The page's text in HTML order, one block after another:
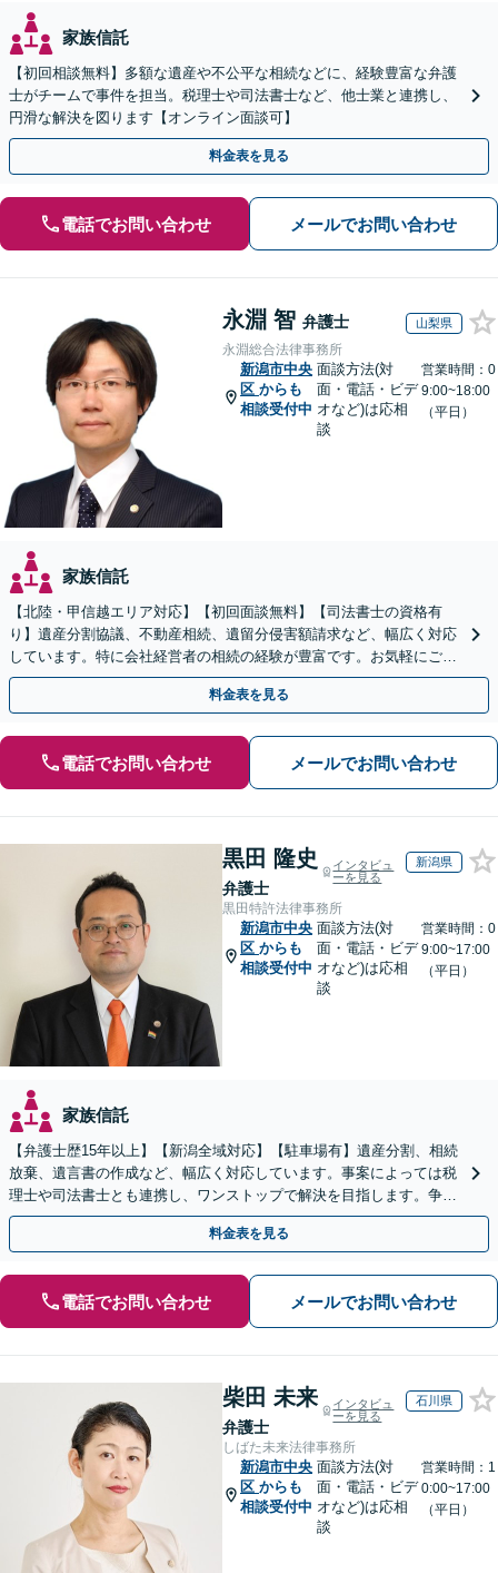
家族信託
【初回相談無料】多額な遺産や不公平な相続などに、経験豊富な弁護
士がチームで事件を担当。税理士や司法書士など、他士業と連携し、
円滑な解決を図ります【オンライン面談可】
料金表を見る
電話でお問い合わせ メールでお問い合わせ
永淵 智 弁護士 山梨県
永淵総合法律事務所
新潟市中央
区 からも
相談受付中
面談方法(対
面・電話・ビデ
オなど)は応相
談
営業時間：0
9:00~18:00
（平日）
家族信託
【北陸・甲信越エリア対応】【初回面談無料】【司法書士の資格有
り】遺産分割協議、不動産相続、遺留分侵害額請求など、幅広く対応
しています。特に会社経営者の相続の経験が豊富です。お気軽にご相
談ください。【休日・夜間面談可】【オンライン面談可】
料金表を見る
電話でお問い合わせ メールでお問い合わせ
黒田 隆史
弁護士
インタビュ
ーを見る
新潟県
黒田特許法律事務所
新潟市中央
区 からも
相談受付中
面談方法(対
面・電話・ビデ
オなど)は応相
談
営業時間：0
9:00~17:00
（平日）
家族信託
【弁護士歴15年以上】【新潟全域対応】【駐車場有】遺産分割、相続
放棄、遺言書の作成など、幅広く対応しています。事案によっては税
理士や司法書士とも連携し、ワンストップで解決を目指します。争い
を防ぐためにもぜひご相談ください。【分割払い可】
料金表を見る
電話でお問い合わせ メールでお問い合わせ
柴田 未来
弁護士
インタビュ
ーを見る
石川県
しばた未来法律事務所
新潟市中央
区 からも
相談受付中
面談方法(対
面・電話・ビデ
オなど)は応相
談
営業時間：1
0:00~17:00
（平日）